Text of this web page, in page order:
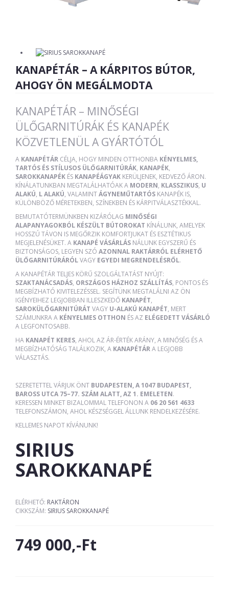
KANAPÉTÁR – A KÁRPITOS BÚTOR,
AHOGY ÖN MEGÁLMODTA
KANAPÉTÁR – MINŐSÉGI
ÜLŐGARNITÚRÁK ÉS KANAPÉK
KÖZVETLENÜL A GYÁRTÓTÓL
A KANAPÉTÁR CÉLJA, HOGY MINDEN OTTHONBA KÉNYELMES,
TARTÓS ÉS STÍLUSOS ÜLŐGARNITÚRÁK, KANAPÉK,
SAROKKANAPÉK ÉS KANAPÉÁGYAK KERÜLJENEK, KEDVEZŐ ÁRON.
KÍNÁLATUNKBAN MEGTALÁLHATÓAK A MODERN, KLASSZIKUS, U
ALAKÚ, L ALAKÚ, VALAMINTÁGYNEMŰTARTÓS KANAPÉK IS,
KÜLÖNBÖZŐ MÉRETEKBEN, SZÍNEKBEN ÉS KÁRPITVÁLASZTÉKKAL.
BEMUTATÓTERMÜNKBEN KIZÁRÓLAG MINŐSÉGI
ALAPANYAGOKBÓL KÉSZÜLT BÚTOROKAT KÍNÁLUNK, AMELYEK
HOSSZÚ TÁVON IS MEGŐRZIK KOMFORTJUKAT ÉS ESZTÉTIKUS
MEGJELENÉSÜKET. A KANAPÉ VÁSÁRLÁS NÁLUNK EGYSZERŰ ÉS
BIZTONSÁGOS, LEGYEN SZÓ AZONNAL RAKTÁRRÓL ELÉRHETŐ
ÜLŐGARNITÚRÁRÓLVAGY EGYEDI MEGRENDELÉSRŐL.
A KANAPÉTÁR TELJES KÖRŰ SZOLGÁLTATÁST NYÚJT:
SZAKTANÁCSADÁS, ORSZÁGOS HÁZHOZ SZÁLLÍTÁS, PONTOS ÉS
MEGBÍZHATÓ KIVITELEZÉSSEL. SEGÍTÜNK MEGTALÁLNI AZ ÖN
IGÉNYEIHEZ LEGJOBBAN ILLESZKEDŐ KANAPÉT,
SAROKÜLŐGARNITÚRÁT VAGY U-ALAKÚ KANAPÉT, MERT
SZÁMUNKRA A KÉNYELMES OTTHON ÉS AZ ELÉGEDETT VÁSÁRLÓ
A LEGFONTOSABB.
HA KANAPÉT KERES, AHOL AZ ÁR-ÉRTÉK ARÁNY, A MINŐSÉG ÉS A
MEGBÍZHATÓSÁG TALÁLKOZIK, A KANAPÉTÁRA LEGJOBB
VÁLASZTÁS.
SZERETETTEL VÁRJUK ÖNT BUDAPESTEN, A 1047 BUDAPEST,
BAROSS UTCA 75–77. SZÁM ALATT, AZ 1. EMELETEN.
KERESSEN MINKET BIZALOMMAL TELEFONON A 06 20 561 4633
TELEFONSZÁMON, AHOL KÉSZSÉGGEL ÁLLUNK RENDELKEZÉSÉRE.
KELLEMES NAPOT KÍVÁNUNK!
SIRIUS
SAROKKANAPÉ
ELÉRHETŐ: RAKTÁRON
CIKKSZÁM: SIRIUS SAROKKANAPÉ
749 000,-Ft